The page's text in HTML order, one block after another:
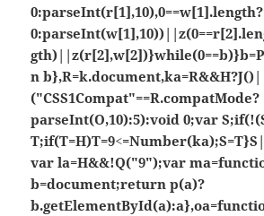
0:parseInt(r[1],10),0==w[1].length?
n
("CSS1Compat"==R.compatMode?
parseInt(O,10):5):void 0;var
var la=H&&!Q("9");var
b=document;return p(a)?